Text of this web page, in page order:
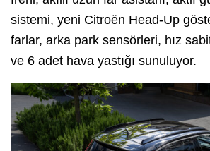
sistemi, yeni Citroën Head-Up
farlar, arka park sensörleri, hız
ve 6 adet hava yastığı sunuluyor.